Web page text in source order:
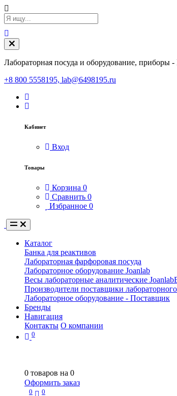
Лабораторная посуда и оборудование, приборы
+8 800 5558195, lab@6498195.ru
Кабинет
Вход
Товары
Корзина 0
Сравнить 0
Избранное 0
Каталог
Банка для реактивов
Лабораторная фарфоровая посуда
Лабораторное оборудование Joanlab
Весы лабораторные аналитические Joanlab
Производители поставщики
Лабораторное оборудование - Поставщик
Бренды
Навигация
Контакты О компании
0
0 товаров на 0
Оформить заказ
0 0